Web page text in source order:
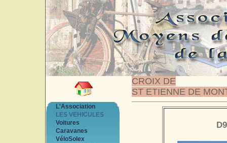
CROIX DE
ST ETIENNE DE
L'Association
LES VEHICULES
Voitures
Caravanes
VéloSolex